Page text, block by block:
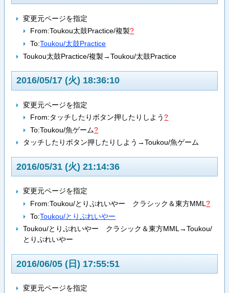
変更元ページを指定
From:Toukou太鼓Practice/複製?
To:Toukou/太鼓Practice
Toukou太鼓Practice/複製→Toukou/太鼓Practice
2016/05/17 (火) 18:36:10
変更元ページを指定
From:タッチしたりボタン押したりしよう?
To:Toukou/魚ゲーム?
タッチしたりボタン押したりしよう→Toukou/魚ゲーム
2016/05/31 (火) 21:14:36
変更元ページを指定
From:Toukou/とりぷれいやー クラシック＆東方MML?
To:Toukou/とりぷれいやー
Toukou/とりぷれいやー クラシック＆東方MML→Toukou/
とりぷれいやー
2016/06/05 (日) 17:55:51
変更元ページを指定